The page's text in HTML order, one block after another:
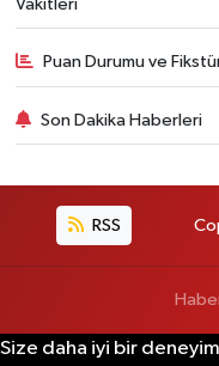
Vakitleri
Puan Durumu ve
Son Dakika Haberleri
RSS
Size daha iyi bir